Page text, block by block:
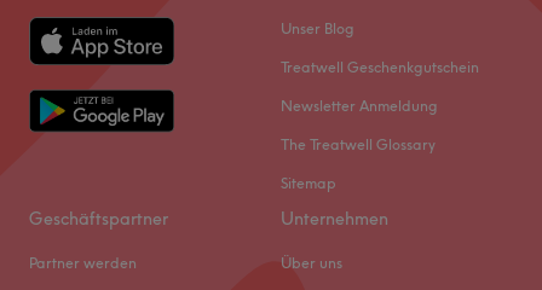
Unser Blog
Treatwell Geschenkgutschein
Newsletter Anmeldung
The Treatwell Glossary
Sitemap
Geschäftspartner
Partner werden
Unternehmen
Über uns